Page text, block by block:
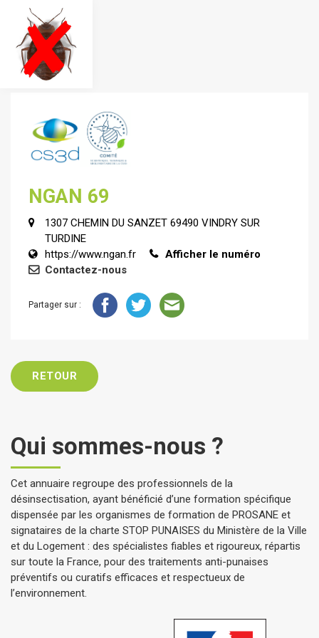
NGAN 69
1307 CHEMIN DU SANZET 69490 VINDRY SUR
TURDINE
https://www.ngan.fr
Afficher le numéro
Contactez-nous
Partager sur :
RETOUR
Qui sommes-nous ?
Cet annuaire regroupe des professionnels de la
désinsectisation, ayant bénéficié d’une formation spécifique
dispensée par les organismes de formation de PROSANE et
signataires de la charte STOP PUNAISES du Ministère de la Ville
et du Logement : des spécialistes fiables et rigoureux, répartis
sur toute la France, pour des traitements anti-punaises
préventifs ou curatifs efficaces et respectueux de
l’environnement.